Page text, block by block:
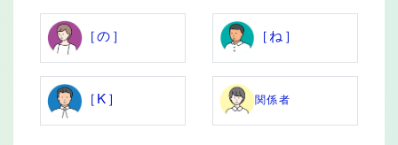
［の］ ［ね］
［K］ 関係者